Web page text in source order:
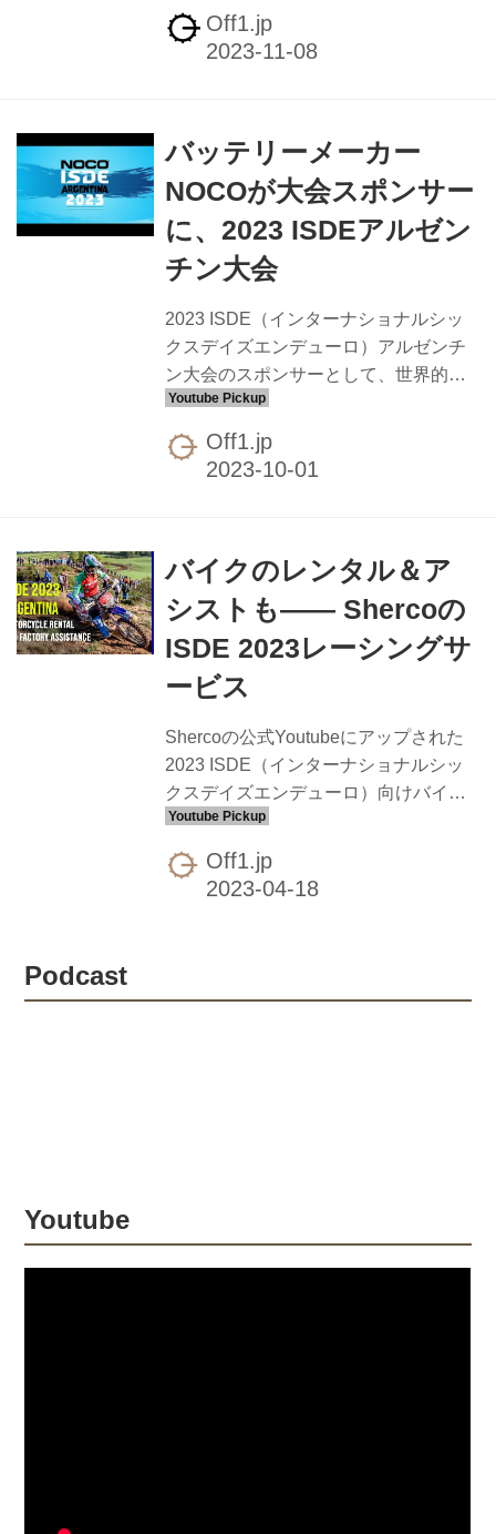
ルダイジェストムービーが公開されて
います。ワールドトロフィー部門で初
ラリアが好調な出だしを見せていま
す。 //www.youtube.com/embed/2afmL-
AsuUs?rel=0
//www.youtube.com/embed/FflqFMtBkr8
?rel=0
Off1.jp
バッテリーメーカー
NOCOが大会スポンサー
に、2023 ISDEアルゼン
チン大会
2023 ISDE（インターナショナルシッ
クスデイズエンデューロ）アルゼンチ
ン大会のスポンサーとして、世界的に
知られるバッテリーメーカーNOCOが
付いた模様。公式Youtubeでその旨が告
知されています。日本だと阿部商会の
Off1.jp
バイクのレンタル＆ア
シストも―― Shercoの
ISDE 2023レーシングサ
ービス
Shercoの公式Youtubeにアップされた
2023 ISDE（インターナショナルシッ
クスデイズエンデューロ）向けバイク
レンタル＆レーシングサービスの紹介
ムービーです。2スト、4スト共に
3,900€（約57万3000円）で、これには
Off1.jp
Podcast
Youtube